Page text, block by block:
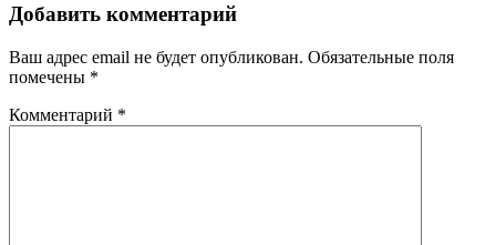
Добавить комментарий
Ваш адрес email не будет опубликован. Обязательные поля
помечены *
Комментарий *